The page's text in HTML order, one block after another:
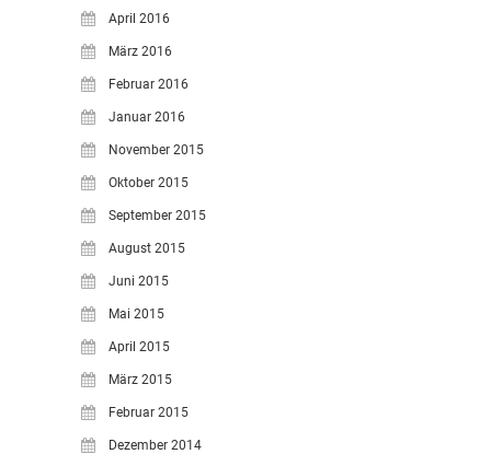
April 2016
März 2016
Februar 2016
Januar 2016
November 2015
Oktober 2015
September 2015
August 2015
Juni 2015
Mai 2015
April 2015
März 2015
Februar 2015
Dezember 2014